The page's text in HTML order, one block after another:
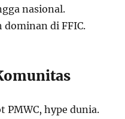
nasional.
di FFIC.
PMWC, hype dunia.